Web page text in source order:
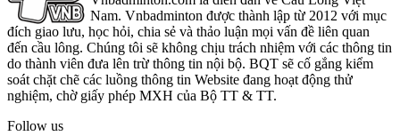
Nam. Vnbadminton được thành lập từ 2012 với mục
đích giao lưu, học hỏi, chia sẻ và thảo luận mọi vấn đề liên quan
đến cầu lông. Chúng tôi sẽ không chịu trách nhiệm với các thông tin
do thành viên đưa lên trừ thông tin nội bộ. BQT sẽ cố gắng kiểm
soát chặt chẽ các luồng thông tin Website đang hoạt động thử
nghiệm, chờ giấy phép MXH của Bộ TT & TT.
Follow us